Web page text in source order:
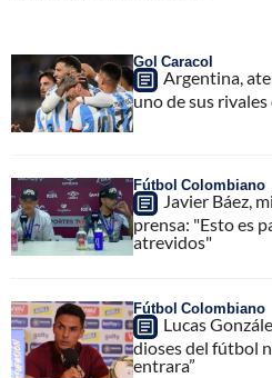
Gol Caracol
Argentina,
uno de sus
Fútbol Colombiano
Javier Báez,
prensa: "Esto es
atrevidos"
Fútbol Colombiano
Lucas
dioses del fútbol
entrara”